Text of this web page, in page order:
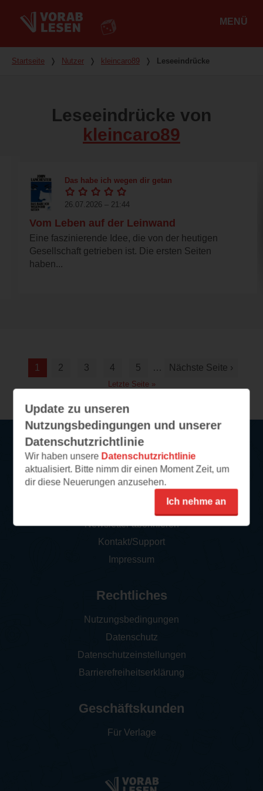
MENÜ
Du bist hier
Startseite ❭ Nutzer ❭ kleincaro89 ❭ Leseeindrücke
Leseeindrücke von
kleincaro89
Das habe ich wegen dir getan
26.07.2026 – 21:44
Vom Leben auf der Leinwand
Eine faszinierende Idee, die von der heutigen
Gesellschaft getrieben ist. Die ersten Seiten
haben...
1 2 3 4 5 … Nächste Seite ›
Letzte Seite »
Update zu unseren
Nutzungsbedingungen und unserer
Datenschutzrichtlinie
Wir haben unsere Datenschutzrichtlinie
aktualisiert. Bitte nimm dir einen Moment Zeit, um
dir diese Neuerungen anzusehen.
Ich nehme an
Service
So funktioniert‘s
Newsletter abonnieren
Kontakt/Support
Impressum
Rechtliches
Nutzungsbedingungen
Datenschutz
Datenschutzeinstellungen
Barrierefreiheitserklärung
Geschäftskunden
Für Verlage